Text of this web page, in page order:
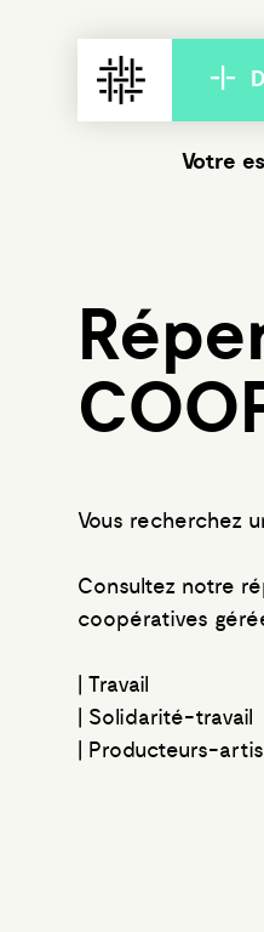
Votre
Vous recherchez
Consultez notre
coopératives
| Travail
| Solidarité-travail
| Producteurs-